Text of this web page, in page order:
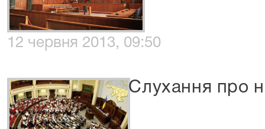
12 червня 2013, 09:50
Слухання про